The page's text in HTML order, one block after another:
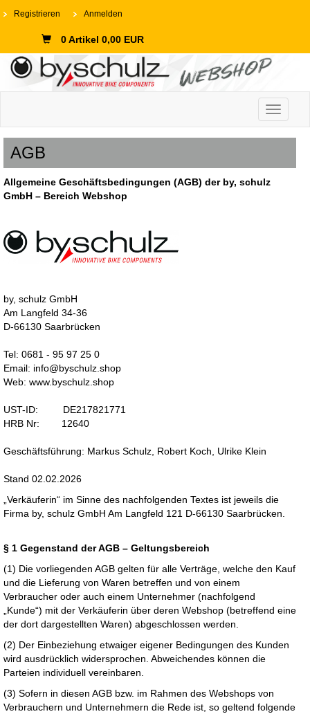
Registrieren Anmelden
0 Artikel 0,00 EUR
Toggle
AGB
Allgemeine Geschäftsbedingungen (AGB) der by, schulz
GmbH – Bereich Webshop
by, schulz GmbH
Am Langfeld 34-36
D-66130 Saarbrücken
Tel: 0681 - 95 97 25 0
Email: info@byschulz.shop
Web: www.byschulz.shop
UST-ID: DE217821771
HRB Nr: 12640
Geschäftsführung: Markus Schulz, Robert Koch, Ulrike Klein
Stand 02.02.2026
„Verkäuferin“ im Sinne des nachfolgenden Textes ist jeweils die
Firma by, schulz GmbH Am Langfeld 121 D-66130 Saarbrücken.
§ 1 Gegenstand der AGB – Geltungsbereich
(1) Die vorliegenden AGB gelten für alle Verträge, welche den Kauf
und die Lieferung von Waren betreffen und von einem
Verbraucher oder auch einem Unternehmer (nachfolgend
„Kunde“) mit der Verkäuferin über deren Webshop (betreffend eine
der dort dargestellten Waren) abgeschlossen werden.
(2) Der Einbeziehung etwaiger eigener Bedingungen des Kunden
wird ausdrücklich widersprochen. Abweichendes können die
Parteien individuell vereinbaren.
(3) Sofern in diesen AGB bzw. im Rahmen des Webshops von
Verbrauchern und Unternehmern die Rede ist, so geltend folgende